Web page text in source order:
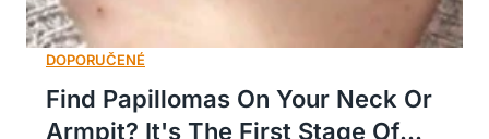
Find Papillomas On Your Neck Or
Armpit? It's The First Stage Of...